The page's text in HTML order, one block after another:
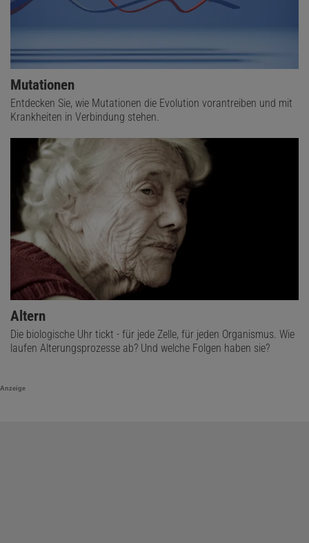
Mutationen
Entdecken Sie, wie Mutationen die Evolution vorantreiben und mit
Krankheiten in Verbindung stehen.
Altern
Die biologische Uhr tickt - für jede Zelle, für jeden Organismus. Wie
laufen Alterungsprozesse ab? Und welche Folgen haben sie?
Anzeige